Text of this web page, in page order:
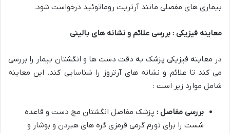
بیماری های مفصلی مانند آرتریت روماتوئید درخواست شود.
معاینه فیزیکی : بررسی علائم و نشانه های بالینی
در معاینه فیزیکی پزشک به دقت دست ها و انگشتان بیمار را بررسی
می کند تا علائم و نشانه های آرتروز را شناسایی کند. این معاینه
شامل موارد زیر است :
بررسی مفاصل : پزشک مفاصل انگشتان مچ دست و قاعده
شست را برای تورم گرمی قرمزی گره های هبردن و بوشار و